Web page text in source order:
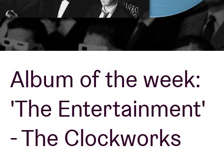
Zaalhuur
BRDCST
ABtv
Concertcheque
Album of the week:
'The Entertainment'
- The Clockworks